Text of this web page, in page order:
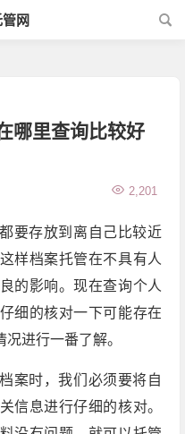
网
哪里查询比较好
2,201
要存放到离自己比较近
样档案托管在不具有人
的影响。现在查询个人
细的核对一下可能存在
进行一番了解。
案时，我们必须要将自
信息进行仔细的核对。